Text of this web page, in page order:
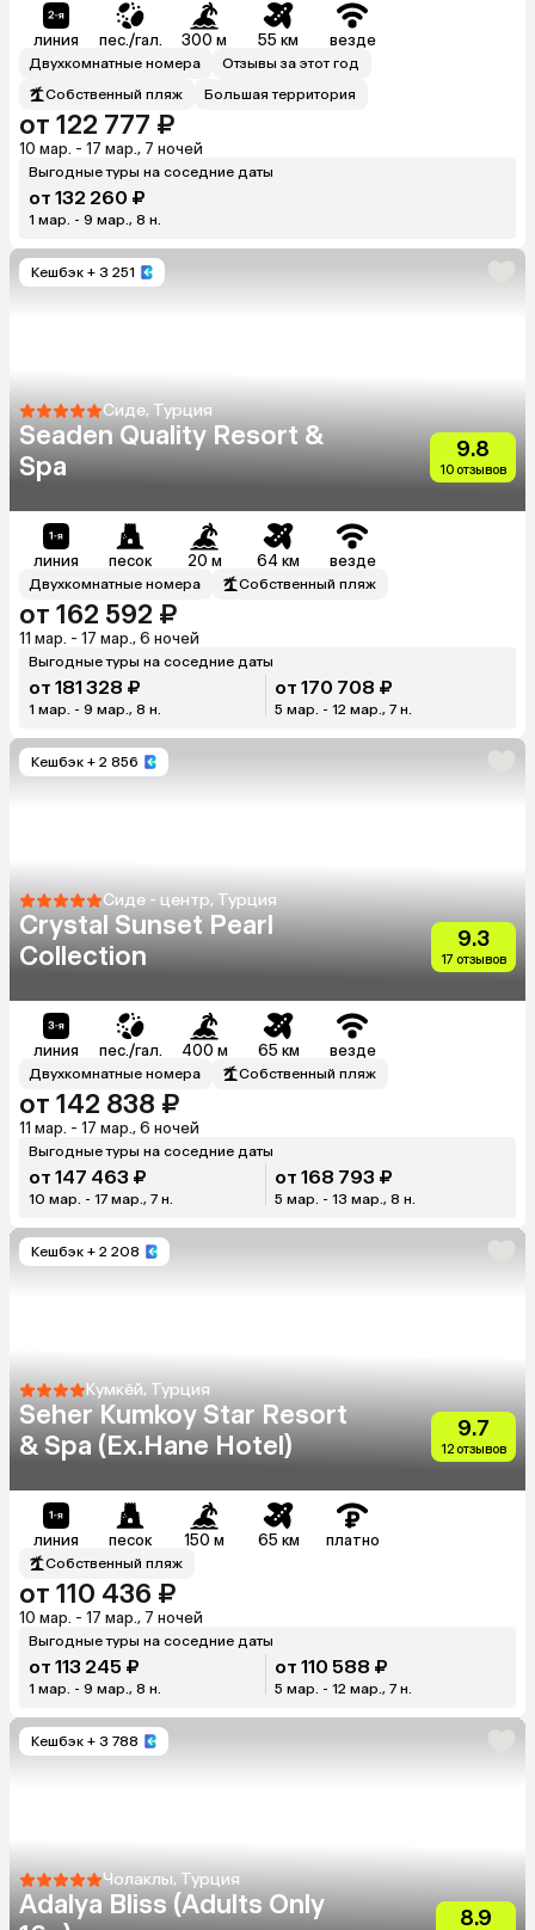
линия пес./гал. 300 м 55 км везде
Двухкомнатные номера
Отзывы за этот год
Собственный пляж
Большая территория
от 122 777 ₽
10 мар. - 17 мар., 7 ночей
Выгодные туры на соседние даты
от 132 260 ₽
1 мар. - 9 мар., 8 н.
Кешбэк + 3 251
Сиде, Турция
Seaden Quality Resort &
Spa
9.8
10 отзывов
линия песок 20 м 64 км везде
Двухкомнатные номера Собственный пляж
от 162 592 ₽
11 мар. - 17 мар., 6 ночей
Выгодные туры на соседние даты
от 181 328 ₽
1 мар. - 9 мар., 8 н.
от 170 708 ₽
5 мар. - 12 мар., 7 н.
Кешбэк + 2 856
Сиде - центр, Турция
Crystal Sunset Pearl
Collection
9.3
17 отзывов
линия пес./гал. 400 м 65 км везде
Двухкомнатные номера Собственный пляж
от 142 838 ₽
11 мар. - 17 мар., 6 ночей
Выгодные туры на соседние даты
от 147 463 ₽
10 мар. - 17 мар., 7 н.
от 168 793 ₽
5 мар. - 13 мар., 8 н.
Кешбэк + 2 208
Кумкёй, Турция
Seher Kumkoy Star Resort
& Spa (Ex.Hane Hotel)
9.7
12 отзывов
линия песок 150 м 65 км платно
Собственный пляж
от 110 436 ₽
10 мар. - 17 мар., 7 ночей
Выгодные туры на соседние даты
от 113 245 ₽
1 мар. - 9 мар., 8 н.
от 110 588 ₽
5 мар. - 12 мар., 7 н.
Кешбэк + 3 788
Чолаклы, Турция
Adalya Bliss (Adults Only
8.9